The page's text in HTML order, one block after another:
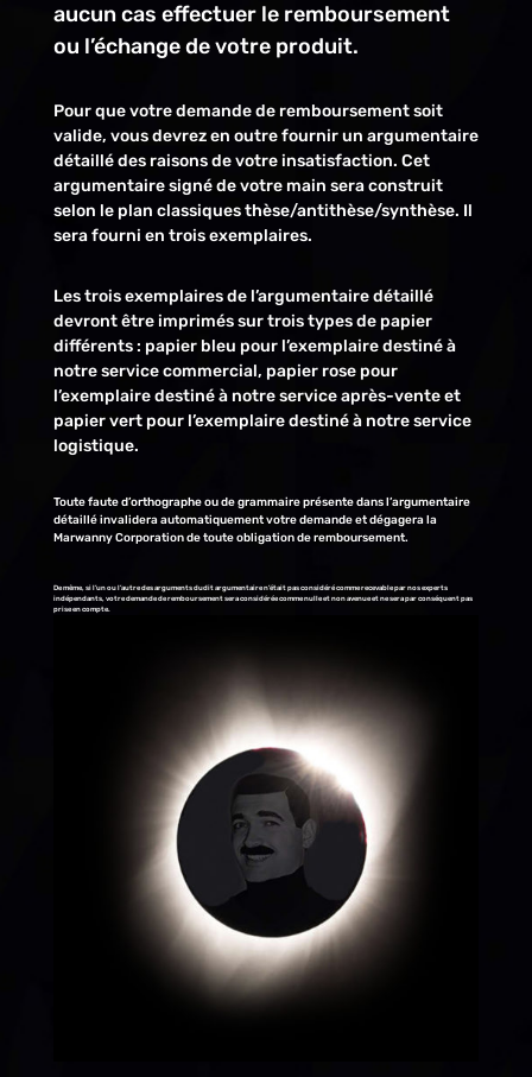
aucun cas effectuer le remboursement
ou l’échange de votre produit.
Pour que votre demande de remboursement soit
valide, vous devrez en outre fournir un argumentaire
détaillé des raisons de votre insatisfaction. Cet
argumentaire signé de votre main sera construit
selon le plan classiques thèse/antithèse/synthèse. Il
sera fourni en trois exemplaires.
Les trois exemplaires de l’argumentaire détaillé
devront être imprimés sur trois types de papier
différents : papier bleu pour l’exemplaire destiné à
notre service commercial, papier rose pour
l’exemplaire destiné à notre service après-vente et
papier vert pour l’exemplaire destiné à notre service
logistique.
Toute faute d’orthographe ou de grammaire présente dans l’argumentaire
détaillé invalidera automatiquement votre demande et dégagera la
Marwanny Corporation de toute obligation de remboursement.
De même, si l’un ou l’autre des arguments dudit argumentaire n’était pas considéré comme recevable par nos experts
indépendants, votre demande de remboursement sera considérée comme nulle et non avenue et ne sera par conséquent pas
prise en compte.